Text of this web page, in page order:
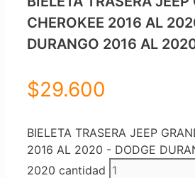
CHEROKEE 2016 AL
DURANGO 2016 AL
$29.600
BIELETA TRASERA JEEP
2016 AL 2020 - DODGE
2020 cantidad